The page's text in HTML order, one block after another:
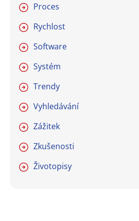
Proces
Rychlost
Software
Systém
Trendy
Vyhledávání
Zážitek
Zkušenosti
Životopisy